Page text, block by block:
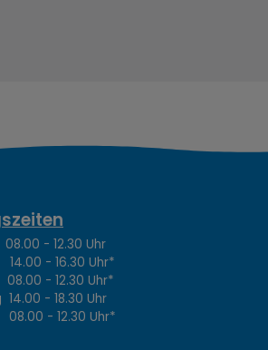
- 12.30 Uhr
- 16.30 Uhr*
- 12.30 Uhr*
- 18.30 Uhr
- 12.30 Uhr*